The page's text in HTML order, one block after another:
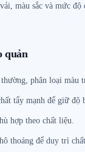
màu sắc và mức độ
quản
phân loại màu
tẩy mạnh để giữ độ
hợp theo chất liệu.
thoáng để duy trì